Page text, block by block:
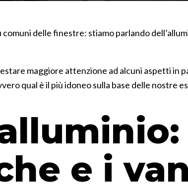
delle finestre: stiamo parlando
maggiore attenzione ad alcuni aspetti in
qual è il più idoneo sulla base delle nostre
e i